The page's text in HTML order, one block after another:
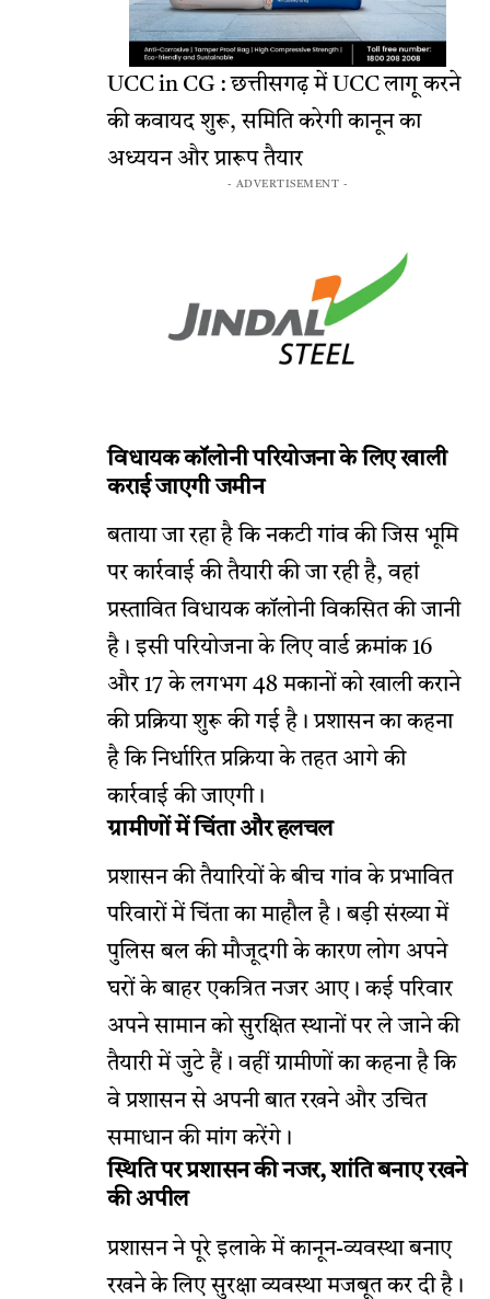
UCC in CG : छत्तीसगढ़ में UCC लागू करने
की कवायद शुरू, समिति करेगी कानून का
अध्ययन और प्रारूप तैयार
- ADVERTISEMENT -
विधायक कॉलोनी परियोजना के लिए खाली
कराई जाएगी जमीन
बताया जा रहा है कि नकटी गांव की जिस भूमि
पर कार्रवाई की तैयारी की जा रही है, वहां
प्रस्तावित विधायक कॉलोनी विकसित की जानी
है। इसी परियोजना के लिए वार्ड क्रमांक 16
और 17 के लगभग 48 मकानों को खाली कराने
की प्रक्रिया शुरू की गई है। प्रशासन का कहना
है कि निर्धारित प्रक्रिया के तहत आगे की
कार्रवाई की जाएगी।
ग्रामीणों में चिंता और हलचल
प्रशासन की तैयारियों के बीच गांव के प्रभावित
परिवारों में चिंता का माहौल है। बड़ी संख्या में
पुलिस बल की मौजूदगी के कारण लोग अपने
घरों के बाहर एकत्रित नजर आए। कई परिवार
अपने सामान को सुरक्षित स्थानों पर ले जाने की
तैयारी में जुटे हैं। वहीं ग्रामीणों का कहना है कि
वे प्रशासन से अपनी बात रखने और उचित
समाधान की मांग करेंगे।
स्थिति पर प्रशासन की नजर, शांति बनाए रखने
की अपील
प्रशासन ने पूरे इलाके में कानून-व्यवस्था बनाए
रखने के लिए सुरक्षा व्यवस्था मजबूत कर दी है।